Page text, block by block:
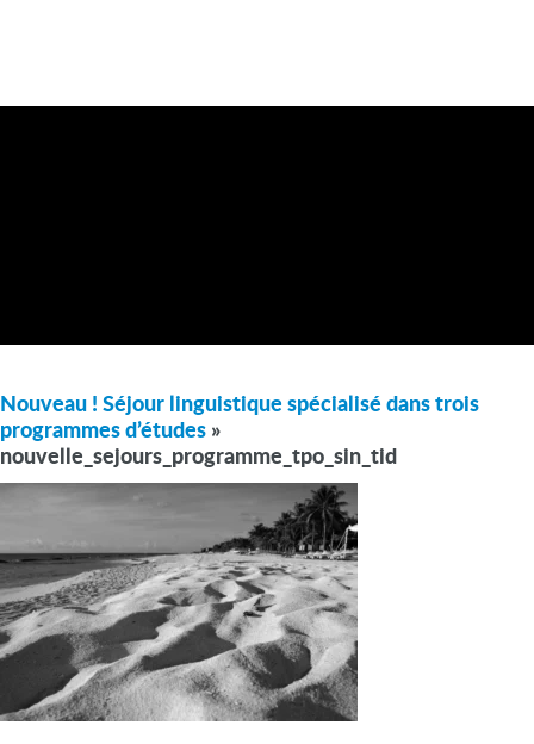
Nouveau ! Séjour linguistique spécialisé dans trois
programmes d’études »
nouvelle_sejours_programme_tpo_sin_tid